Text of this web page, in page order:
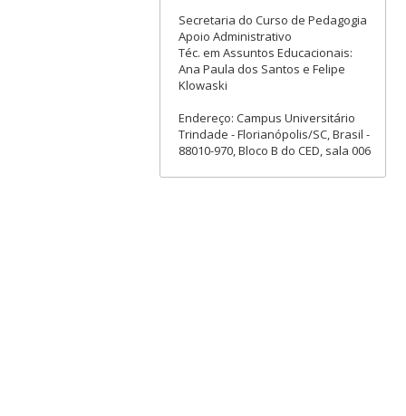
Secretaria do Curso de Pedagogia
Apoio Administrativo
Téc. em Assuntos Educacionais:
Ana Paula dos Santos e Felipe
Klowaski
Endereço: Campus Universitário
Trindade - Florianópolis/SC, Brasil -
88010-970, Bloco B do CED, sala 006